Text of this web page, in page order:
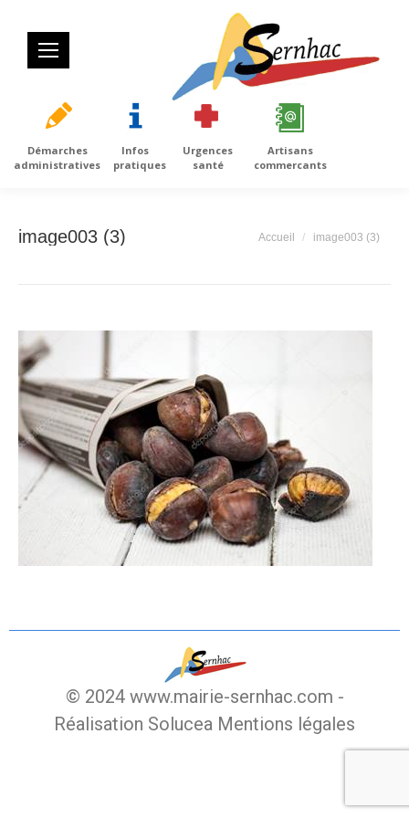
Démarches
administratives
Infos
pratiques
Urgences
santé
Artisans
commercants
image003 (3) Vous êtes ici :
Accueil image003 (3)
© 2024 www.mairie-sernhac.com -
Réalisation Solucea Mentions légales